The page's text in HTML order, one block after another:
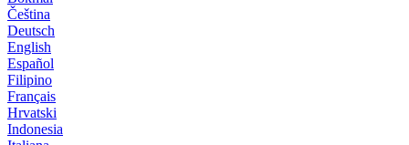
Čeština
Deutsch
English
Español
Filipino
Français
Hrvatski
Indonesia